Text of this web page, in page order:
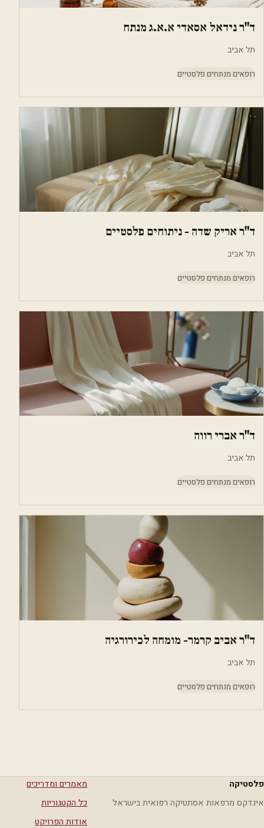
ד"ר נידאל אסאדי א.א.ג מנתח
תל אביב
רופאים מנתחים פלסטיים
ד"ר אריק שדה - ניתוחים פלסטיים
תל אביב
רופאים מנתחים פלסטיים
ד"ר אברי רווה
תל אביב
רופאים מנתחים פלסטיים
ד"ר אביב קרמר- מומחה לכירורגיה
תל אביב
רופאים מנתחים פלסטיים
פלסטיקה
אינדקס מרפאות אסתטיקה רפואית בישראל
מאמרים ומדריכים
כל הקטגוריות
אודות הפרויקט